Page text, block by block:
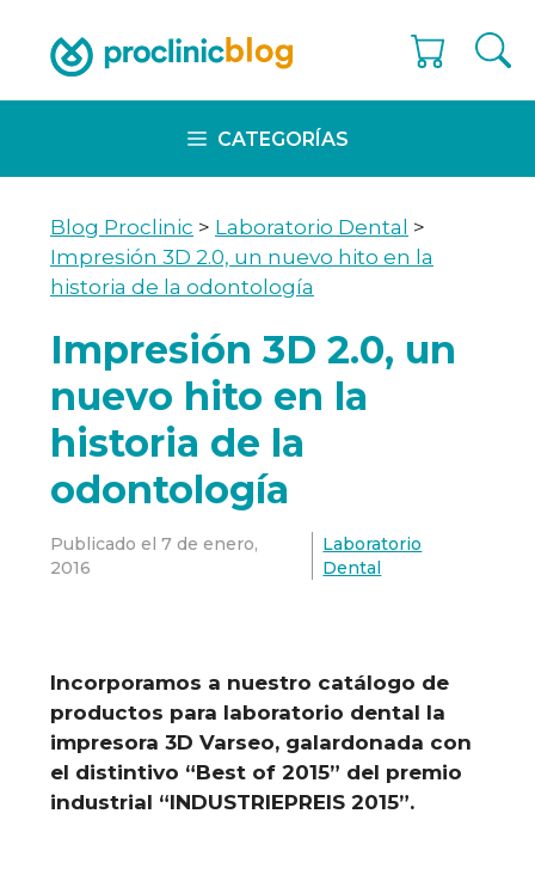
content
CATEGORÍAS
Blog Proclinic > Laboratorio Dental >
Impresión 3D 2.0, un nuevo hito en la
historia de la odontología
Impresión 3D 2.0, un
nuevo hito en la
historia de la
odontología
Publicado el 7 de enero,
2016
Laboratorio
Dental
Incorporamos a nuestro catálogo de
productos para laboratorio dental la
impresora 3D Varseo, galardonada con
el distintivo “Best of 2015” del premio
industrial “INDUSTRIEPREIS 2015”.